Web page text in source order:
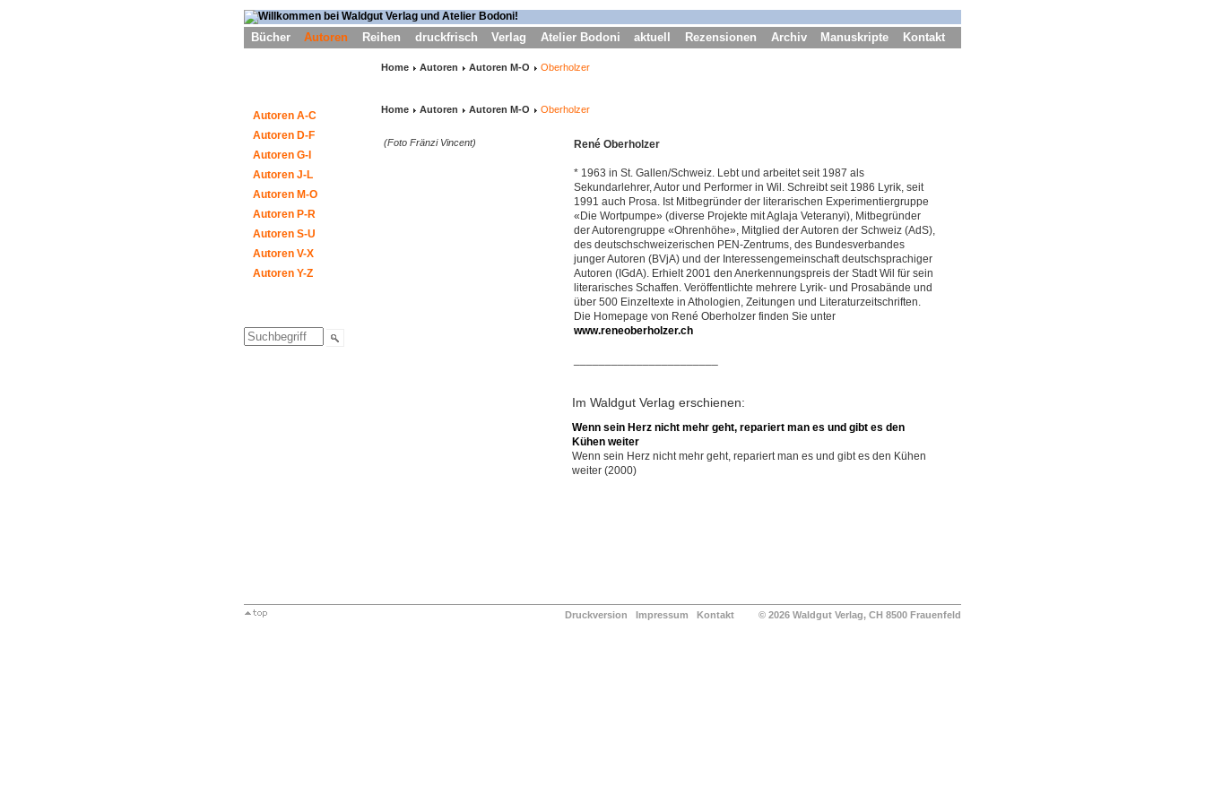
Bücher Autoren Reihen druckfrisch Verlag Atelier Bodoni aktuell Rezensionen Archiv Manuskripte Kontakt
Autoren A-C
Autoren D-F
Autoren G-I
Autoren J-L
Autoren M-O
Autoren P-R
Autoren S-U
Autoren V-X
Autoren Y-Z
Home Autoren Autoren M-O Oberholzer
Home Autoren Autoren M-O Oberholzer
(Foto Fränzi Vincent) René Oberholzer
* 1963 in St. Gallen/Schweiz. Lebt und arbeitet seit 1987 als
Sekundarlehrer, Autor und Performer in Wil. Schreibt seit 1986 Lyrik, seit
1991 auch Prosa. Ist Mitbegründer der literarischen Experimentiergruppe
«Die Wortpumpe» (diverse Projekte mit Aglaja Veteranyi), Mitbegründer
der Autorengruppe «Ohrenhöhe», Mitglied der Autoren der Schweiz (AdS),
des deutschschweizerischen PEN-Zentrums, des Bundesverbandes
junger Autoren (BVjA) und der Interessengemeinschaft deutschsprachiger
Autoren (IGdA). Erhielt 2001 den Anerkennungspreis der Stadt Wil für sein
literarisches Schaffen. Veröffentlichte mehrere Lyrik- und Prosabände und
über 500 Einzeltexte in Athologien, Zeitungen und Literaturzeitschriften.
Die Homepage von René Oberholzer finden Sie unter
www.reneoberholzer.ch
Im Waldgut Verlag erschienen:
Wenn sein Herz nicht mehr geht, repariert man es und gibt es den
Kühen weiter
Wenn sein Herz nicht mehr geht, repariert man es und gibt es den Kühen
weiter (2000)
Druckversion Impressum Kontakt © 2026 Waldgut Verlag, CH 8500 Frauenfeld